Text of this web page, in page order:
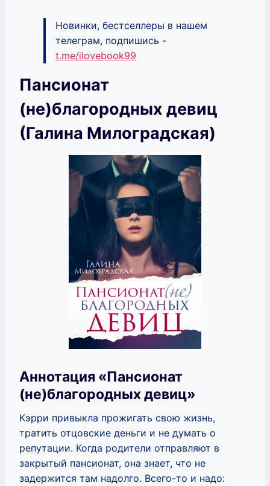
Новинки, бестселлеры в нашем
телеграм, подпишись -
t.me/ilovebook99
Пансионат
(не)благородных девиц
(Галина Милоградская)
Аннотация «Пансионат
(не)благородных девиц»
Кэрри привыкла прожигать свою жизнь,
тратить отцовские деньги и не думать о
репутации. Когда родители отправляют в
закрытый пансионат, она знает, что не
задержится там надолго. Всего-то и надо: